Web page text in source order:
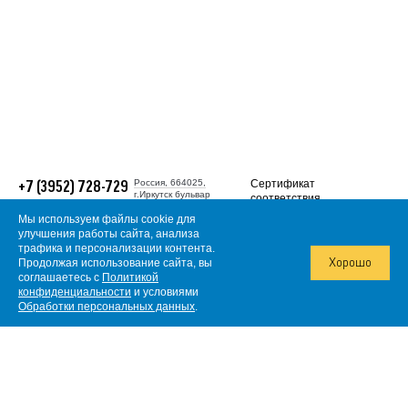
+7 (3952) 728-729
Многоканальный
Россия, 664025,
г.Иркутск бульвар
gold@irgiredmet.ru
© 2026, АО
«Иргиредмет»
Политика в отношении
обработки
персональных данных
Сертификат
соответствия
Мы используем файлы cookie для
улучшения работы сайта, анализа
трафика и персонализации контента.
Продолжая использование сайта, вы
соглашаетесь с Политикой
конфиденциальности и условиями
Обработки персональных данных.
Хорошо